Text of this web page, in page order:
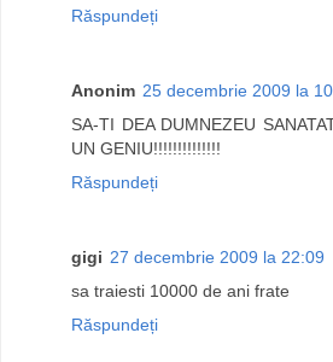
Răspundeți
Anonim 25 decembrie 2009 la
SA-TI DEA DUMNEZEU
UN GENIU!!!!!!!!!!!!!!
Răspundeți
gigi 27 decembrie 2009 la 22:09
sa traiesti 10000 de ani frate
Răspundeți